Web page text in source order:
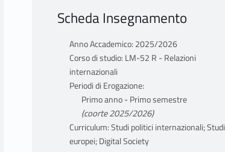
Scheda Insegnamento
Anno Accademico: 2025/2026
Corso di studio: LM-52 R - Relazioni
internazionali
Periodi di Erogazione:
Primo anno - Primo semestre
(coorte 2025/2026)
Curriculum: Studi politici internazionali; Studi
europei; Digital Society